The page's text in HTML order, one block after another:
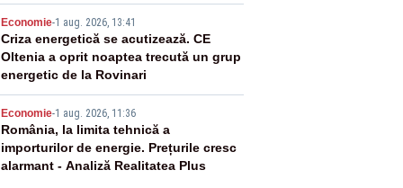
Economie-1 aug. 2026, 13:41
Criza energetică se acutizează. CE
Oltenia a oprit noaptea trecută un grup
energetic de la Rovinari
Economie-1 aug. 2026, 11:36
România, la limita tehnică a
importurilor de energie. Prețurile cresc
alarmant - Analiză Realitatea Plus